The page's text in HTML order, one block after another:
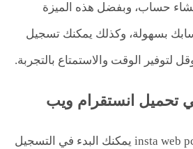
حساب، وبفضل هذه الميزة
بسهولة، وكذلك يمكنك تسجيل
لتوفير الوقت والاستمتاع بالتجربة.
تحميل انستقرام ويب
بعد تحميل انستا ويب insta web pc يمكنك البدء في التسجيل